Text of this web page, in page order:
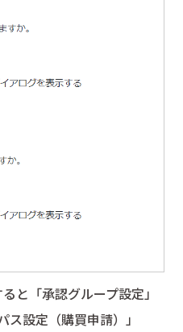
と「承認グループ設定」
設定（購買申請）」